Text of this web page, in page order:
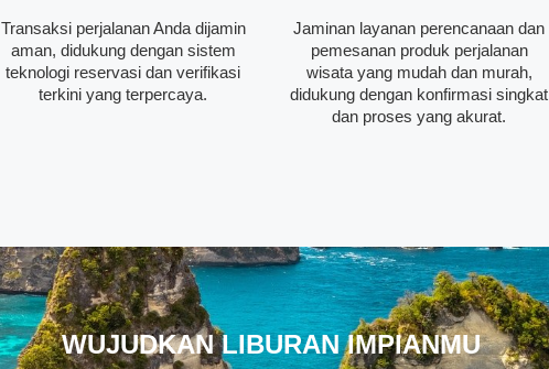
Transaksi perjalanan Anda dijamin
aman, didukung dengan sistem
teknologi reservasi dan verifikasi
terkini yang terpercaya.
Jaminan layanan perencanaan dan
pemesanan produk perjalanan
wisata yang mudah dan murah,
didukung dengan konfirmasi singkat
dan proses yang akurat.
WUJUDKAN LIBURAN IMPIANMU